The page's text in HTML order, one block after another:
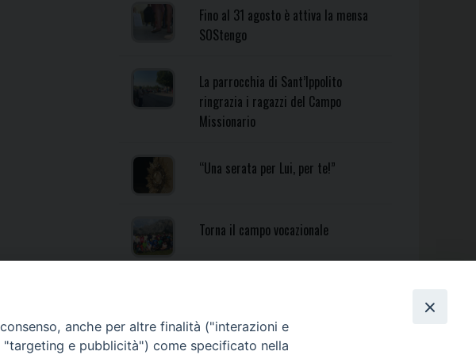
Fino al 31 agosto è attiva la mensa
SOStengo
La parrocchia di Sant’Ippolito
ringrazia i ragazzi del Campo
Missionario
“Una serata per Lui, per te!”
Torna il campo vocazionale
anche per altre finalità ("interazioni e
e pubblicità") come specificato nella